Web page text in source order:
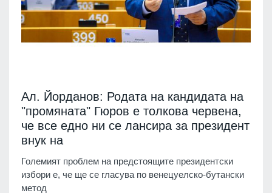
Ал. Йорданов: Родата на кандидата на
"промяната" Гюров е толкова червена,
че все едно ни се лансира за президент
внук на
Големият проблем на предстоящите президентски
избори е, че ще се гласува по венецуелско-бутански
метод